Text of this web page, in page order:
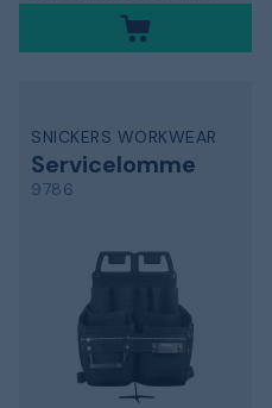
SNICKERS WORKWEAR
Servicelomme
9786